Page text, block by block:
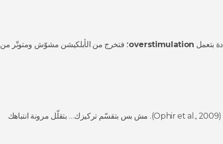
بتعمل overstimulation؛ فتخرج من الأبلكيشن مشوّش ومتوتّر من
الملتيميديا الكتير بتضعف التحكم التنفيذي (Ophir et al., 2009). مش بس بتقسّم تركيزك… بتقلّل مرونة انتباهك